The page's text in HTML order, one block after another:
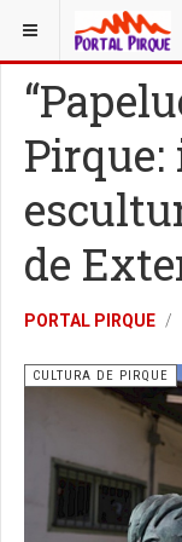
ESTÁ AQUÍ: CULTURA
de
PORTAL PIRQUE
CULTURA DE PIRQUE